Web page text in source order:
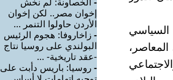
السياسي
- الخصاونة: لم نخش
إخوان مصر.. لكن إخوان
الأردن حاولوا التنمر ...
- زاخاروفا: هجوم الرئيس
البولندي على روسيا نتاج
-عقد تاريخية- ...
- روسيا: باريس دأبت على